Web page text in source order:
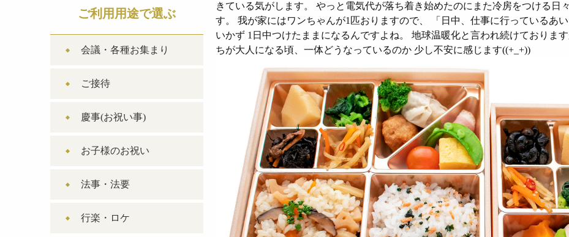
きている気がします。 やっと電気代が落ち着き始めたのにまた冷房をつける日
す。 我が家にはワンちゃんが1匹おりますので、 「日中、仕事に行っているあ
いかず 1日中つけたままになるんですよね。 地球温暖化と言われ続けておりま
ちが大人になる頃、一体どうなっているのか 少し不安に感じます((+_+))
ご利用用途で選ぶ
会議・各種お集まり
ご接待
慶事(お祝い事)
お子様のお祝い
法事・法要
行楽・ロケ